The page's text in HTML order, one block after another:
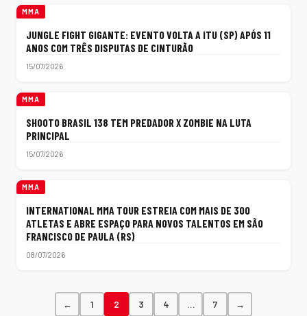
MMA
JUNGLE FIGHT GIGANTE: EVENTO VOLTA A ITU (SP) APÓS 11
ANOS COM TRÊS DISPUTAS DE CINTURÃO
15/07/2026
MMA
SHOOTO BRASIL 138 TEM PREDADOR X ZOMBIE NA LUTA
PRINCIPAL
15/07/2026
MMA
INTERNATIONAL MMA TOUR ESTREIA COM MAIS DE 300
ATLETAS E ABRE ESPAÇO PARA NOVOS TALENTOS EM SÃO
FRANCISCO DE PAULA (RS)
08/07/2026
← 1 2 3 4 … 7 →